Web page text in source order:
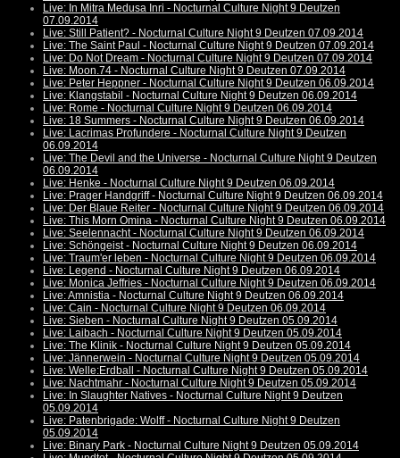
Live: In Mitra Medusa Inri - Nocturnal Culture Night 9 Deutzen
07.09.2014
Live: Still Patient? - Nocturnal Culture Night 9 Deutzen 07.09.2014
Live: The Saint Paul - Nocturnal Culture Night 9 Deutzen 07.09.2014
Live: Do Not Dream - Nocturnal Culture Night 9 Deutzen 07.09.2014
Live: Moon.74 - Nocturnal Culture Night 9 Deutzen 07.09.2014
Live: Peter Heppner - Nocturnal Culture Night 9 Deutzen 06.09.2014
Live: Klangstabil - Nocturnal Culture Night 9 Deutzen 06.09.2014
Live: Rome - Nocturnal Culture Night 9 Deutzen 06.09.2014
Live: 18 Summers - Nocturnal Culture Night 9 Deutzen 06.09.2014
Live: Lacrimas Profundere - Nocturnal Culture Night 9 Deutzen
06.09.2014
Live: The Devil and the Universe - Nocturnal Culture Night 9 Deutzen
06.09.2014
Live: Henke - Nocturnal Culture Night 9 Deutzen 06.09.2014
Live: Prager Handgriff - Nocturnal Culture Night 9 Deutzen 06.09.2014
Live: Der Blaue Reiter - Nocturnal Culture Night 9 Deutzen 06.09.2014
Live: This Morn Omina - Nocturnal Culture Night 9 Deutzen 06.09.2014
Live: Seelennacht - Nocturnal Culture Night 9 Deutzen 06.09.2014
Live: Schöngeist - Nocturnal Culture Night 9 Deutzen 06.09.2014
Live: Traum'er leben - Nocturnal Culture Night 9 Deutzen 06.09.2014
Live: Legend - Nocturnal Culture Night 9 Deutzen 06.09.2014
Live: Monica Jeffries - Nocturnal Culture Night 9 Deutzen 06.09.2014
Live: Amnistia - Nocturnal Culture Night 9 Deutzen 06.09.2014
Live: Cain - Nocturnal Culture Night 9 Deutzen 06.09.2014
Live: Sieben - Nocturnal Culture Night 9 Deutzen 05.09.2014
Live: Laibach - Nocturnal Culture Night 9 Deutzen 05.09.2014
Live: The Klinik - Nocturnal Culture Night 9 Deutzen 05.09.2014
Live: Jännerwein - Nocturnal Culture Night 9 Deutzen 05.09.2014
Live: Welle:Erdball - Nocturnal Culture Night 9 Deutzen 05.09.2014
Live: Nachtmahr - Nocturnal Culture Night 9 Deutzen 05.09.2014
Live: In Slaughter Natives - Nocturnal Culture Night 9 Deutzen
05.09.2014
Live: Patenbrigade: Wolff - Nocturnal Culture Night 9 Deutzen
05.09.2014
Live: Binary Park - Nocturnal Culture Night 9 Deutzen 05.09.2014